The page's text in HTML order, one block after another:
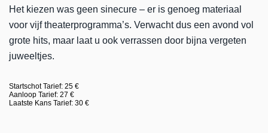
Het kiezen was geen sinecure – er is genoeg materiaal
voor vijf theaterprogramma’s. Verwacht dus een avond vol
grote hits, maar laat u ook verrassen door bijna vergeten
juweeltjes.
Startschot Tarief: 25 €
Aanloop Tarief: 27 €
Laatste Kans Tarief: 30 €